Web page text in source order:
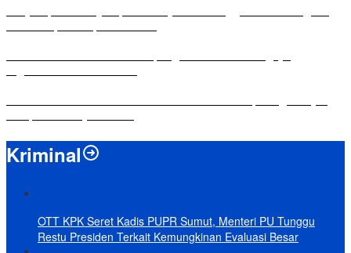
Kriminal
OTT KPK Seret Kadis PUPR Sumut, Menteri PU Tunggu
Restu Presiden Terkait Kemungkinan Evaluasi Besar